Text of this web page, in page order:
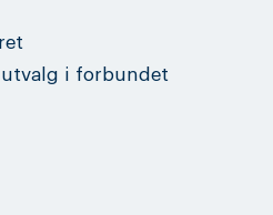
utvalg i forbundet